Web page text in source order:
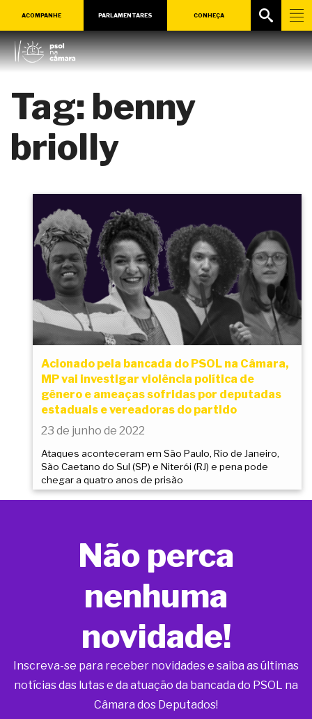
ACOMPANHE PARLAMENTARES CONHEÇA
Tag: benny
briolly
Acionado pela bancada do PSOL na Câmara,
MP vai investigar violência política de
gênero e ameaças sofridas por deputadas
estaduais e vereadoras do partido
23 de junho de 2022
Ataques aconteceram em São Paulo, Rio de Janeiro,
São Caetano do Sul (SP) e Niterói (RJ) e pena pode
chegar a quatro anos de prisão
Não perca
nenhuma
novidade!
Inscreva-se para receber novidades e saiba as últimas
notícias das lutas e da atuação da bancada do PSOL na
Câmara dos Deputados!